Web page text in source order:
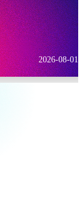
2026-08-01